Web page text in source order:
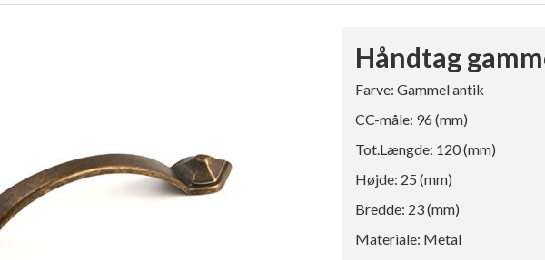
Håndtag
Farve: Gammel antik
CC-måle: 96 (mm)
Tot.Længde: 120 (mm)
Højde: 25 (mm)
Bredde: 23 (mm)
Materiale: Metal